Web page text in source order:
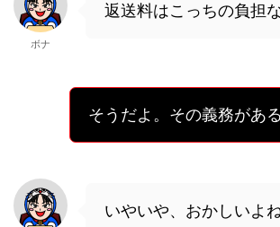
ボナ
返送料はこっちの負担
そうだよ。その義務があ
いやいや、おかしいよ